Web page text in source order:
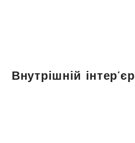
Внутрішній інтер’єр